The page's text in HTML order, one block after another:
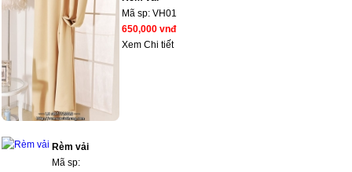
Mã sp: VH01
650,000 vnđ
Xem Chi tiết
Rèm vải
Mã sp: